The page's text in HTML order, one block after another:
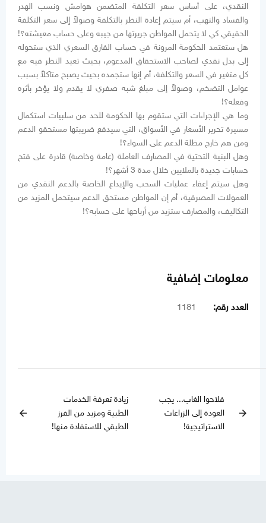
النقدي، على أساس سعر التكلفة المتضمن هوامش ونسب الهدر
والفساد والنهب، أم سيتم إعادة النظر بالتكلفة وصولاً إلى سعر التكلفة
الحقيقي كي لا يتحمل المواطن جريرتها من جيبه وعلى حساب معيشته؟!
هل ستعتمد الحكومة المرونة في حساب الفارق السعري الذي ستحوله
إلى بدل نقدي لصاحب الاستحقاق المدعوم، بحيث تعيد النظر فيه مع
كل متغير في السعر والتكلفة، أم إنها ستجمده بحيث يصبح متآكلاً بسبب
عوامل التضخم، وصولاً إلى مبلغ شبه صفري لا يقدم ولا يؤخر بأثره
وفعله؟!
وما هي الإجراءات التي ستقوم بها الحكومة للحد من سلبيات استكمال
مسيرة تحرير الأسعار في الأسواق، التي سيدفع ضريبتها مستحقو الدعم
ومن هم خارج مظلة الدعم على السواء؟!
وهل البنية التحتية في المصارف العاملة (عامة وخاصة) قادرة على فتح
حسابات جديدة بالملايين خلال مدة 3 أشهر؟!
وهل سيتم إعفاء عمليات السحب والإيداع الخاصة بالدعم النقدي من
العمولات المصرفية، أم إن المواطن مستحق الدعم سيتحمل المزيد من
التكاليف، والمصارف ستزيد من أرباحها على حسابه؟!
معلومات إضافية
العدد رقم: 1181
arrow_forward
فلاحوا الغاب... يجب
العودة إلى الزراعات
الاستراتيجية!
زيادة تعرفة الخدمات
الطبية ومزيد من الفرز
الطبقي للاستفادة منها!
arrow_back